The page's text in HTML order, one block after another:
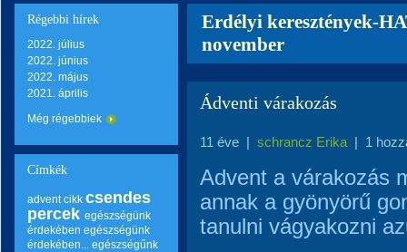
Régebbi hírek
2022. július
2022. június
2022. május
2021. április
Még régebbiek
Címkék
advent cikk csendes
percek egészségünk
érdekében egészségünk
érdekében... egészségűnk
Erdélyi keresztények-
november
Ádventi várakozás
11 éve | schrancz Erika | 1
Advent a várakozás
annak a gyönyörű
tanulni vágyakozni